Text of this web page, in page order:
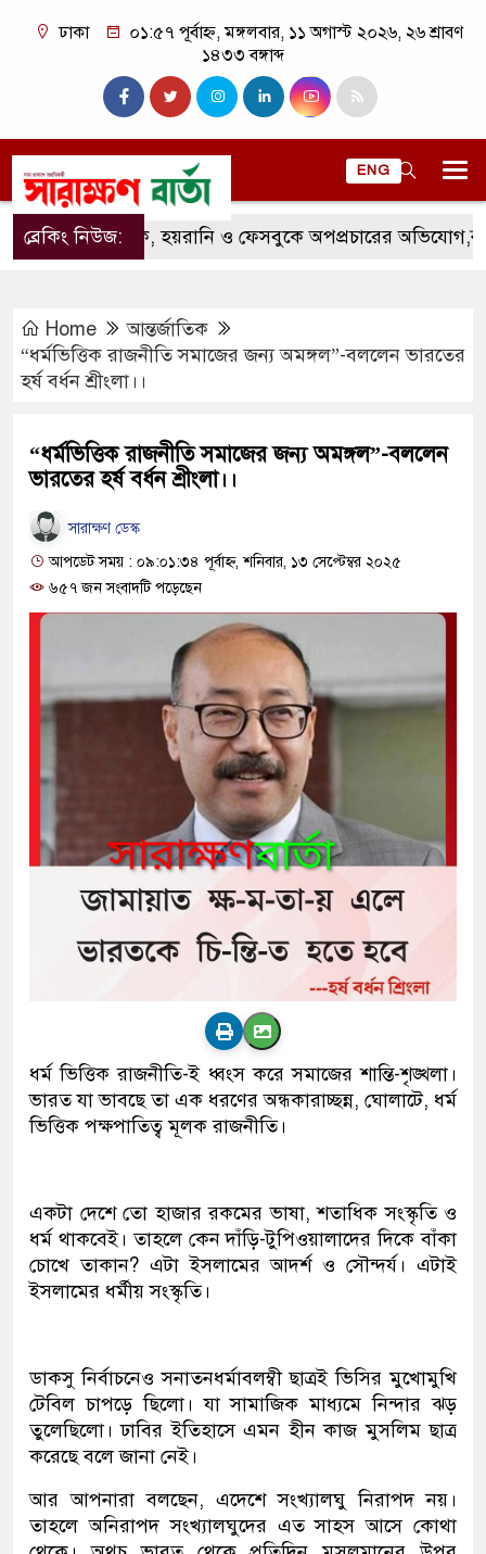
ঢাকা
০১:৫৭ পূর্বাহ্ন, মঙ্গলবার, ১১ অগাস্ট ২০২৬, ২৬ শ্রাবণ
১৪৩৩ বঙ্গাব্দ
ENG
ব্রেকিং নিউজ:
হুমকি, হয়রানি ও ফেসবুকে অপপ্রচারের অভিযোগ,কুড়িগ্রাম
Home
আন্তর্জাতিক
“ধর্মভিত্তিক রাজনীতি সমাজের জন্য অমঙ্গল”-বললেন ভারতের
হর্ষ বর্ধন শ্রীংলা।।
“ধর্মভিত্তিক রাজনীতি সমাজের জন্য অমঙ্গল”-বললেন
ভারতের হর্ষ বর্ধন শ্রীংলা।।
সারাক্ষণ ডেস্ক
আপডেট সময় : ০৯:০১:৩৪ পূর্বাহ্ন, শনিবার, ১৩ সেপ্টেম্বর ২০২৫
৬৫৭ জন সংবাদটি পড়েছেন
ধর্ম ভিত্তিক রাজনীতি-ই ধ্বংস করে সমাজের শান্তি-শৃঙ্খলা।
ভারত যা ভাবছে তা এক ধরণের অন্ধকারাচ্ছন্ন, ঘোলাটে, ধর্ম
ভিত্তিক পক্ষপাতিত্ব মূলক রাজনীতি।
একটা দেশে তো হাজার রকমের ভাষা, শতাধিক সংস্কৃতি ও
ধর্ম থাকবেই। তাহলে কেন দাঁড়ি-টুপিওয়ালাদের দিকে বাঁকা
চোখে তাকান? এটা ইসলামের আদর্শ ও সৌন্দর্য। এটাই
ইসলামের ধর্মীয় সংস্কৃতি।
ডাকসু নির্বাচনেও সনাতনধর্মাবলম্বী ছাত্রই ভিসির মুখোমুখি
টেবিল চাপড়ে ছিলো। যা সামাজিক মাধ্যমে নিন্দার ঝড়
তুলেছিলো। ঢাবির ইতিহাসে এমন হীন কাজ মুসলিম ছাত্র
করেছে বলে জানা নেই।
আর আপনারা বলছেন, এদেশে সংখ্যালঘু নিরাপদ নয়।
তাহলে অনিরাপদ সংখ্যালঘুদের এত সাহস আসে কোথা